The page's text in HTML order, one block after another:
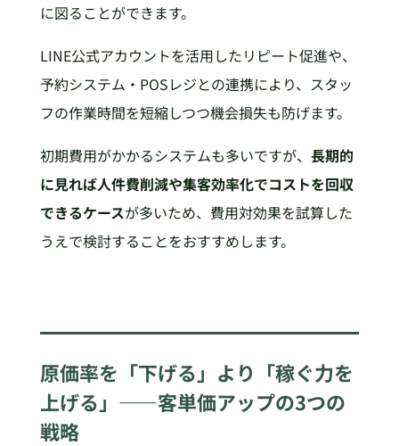
に図ることができます。
LINE公式アカウントを活用したリピート促進や、
予約システム・POSレジとの連携により、スタッ
フの作業時間を短縮しつつ機会損失も防げます。
初期費用がかかるシステムも多いですが、 長期的
に見れば人件費削減や集客効率化でコストを回収
できるケースが多いため、費用対効果を試算した
うえで検討することをおすすめします。
原価率を「下げる」より「稼ぐ力を
上げる」——客単価アップの3つの
戦略